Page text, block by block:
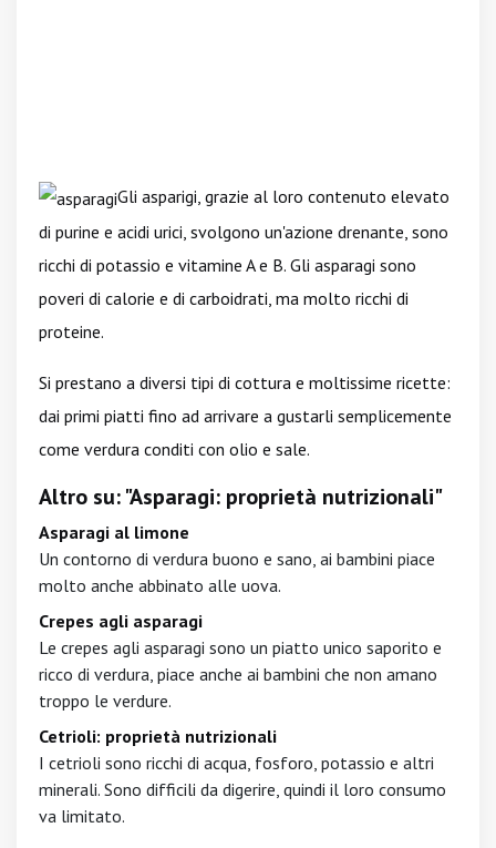
Gli asparigi, grazie al loro contenuto elevato
di purine e acidi urici, svolgono un'azione drenante, sono
ricchi di potassio e vitamine A e B. Gli asparagi sono
poveri di calorie e di carboidrati, ma molto ricchi di
proteine.
Si prestano a diversi tipi di cottura e moltissime ricette:
dai primi piatti fino ad arrivare a gustarli semplicemente
come verdura conditi con olio e sale.
Altro su: "Asparagi: proprietà nutrizionali"
Asparagi al limone
Un contorno di verdura buono e sano, ai bambini piace
molto anche abbinato alle uova.
Crepes agli asparagi
Le crepes agli asparagi sono un piatto unico saporito e
ricco di verdura, piace anche ai bambini che non amano
troppo le verdure.
Cetrioli: proprietà nutrizionali
I cetrioli sono ricchi di acqua, fosforo, potassio e altri
minerali. Sono difficili da digerire, quindi il loro consumo
va limitato.